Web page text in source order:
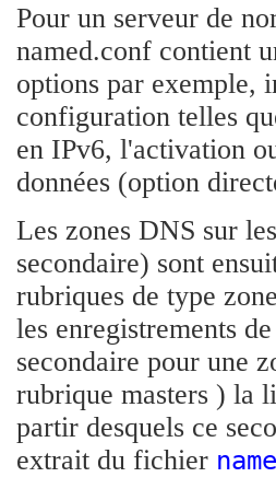
Pour un serveur de
named.conf contient
options par exemple,
configuration telles
en IPv6, l'activation
données (option
Les zones DNS sur
secondaire) sont
rubriques de type
les enregistrements
secondaire pour une
rubrique masters ) la
partir desquels ce
extrait du fichier